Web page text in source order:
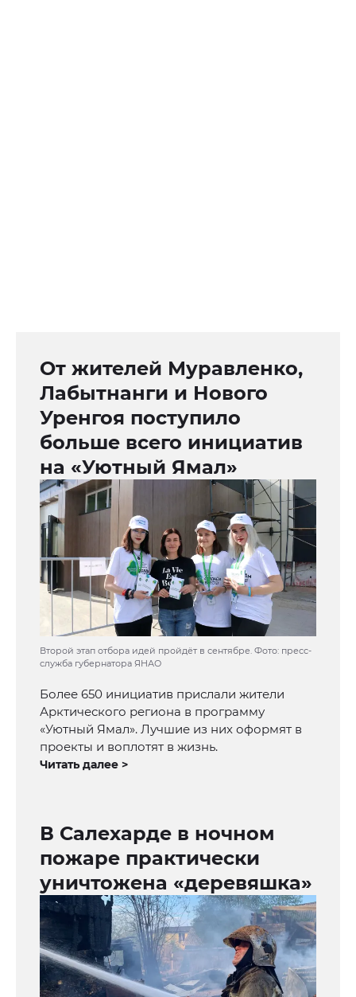
От жителей Муравленко,
Лабытнанги и Нового
Уренгоя поступило
больше всего инициатив
на «Уютный Ямал»
Второй этап отбора идей пройдёт в сентябре. Фото: пресс-
служба губернатора ЯНАО
Более 650 инициатив прислали жители
Арктического региона в программу
«Уютный Ямал». Лучшие из них оформят в
проекты и воплотят в жизнь.
Читать далее >
В Салехарде в ночном
пожаре практически
уничтожена «деревяшка»